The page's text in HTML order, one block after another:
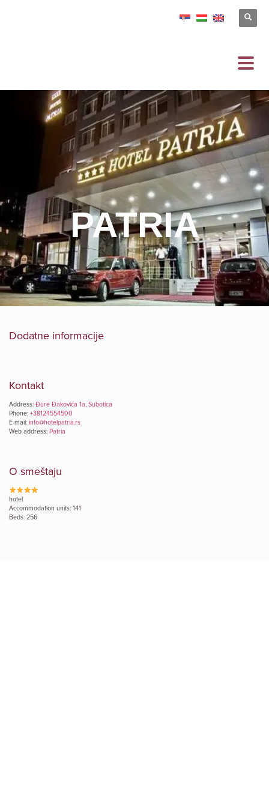
PATRIA
Dodatne informacije
Kontakt
Address: Đure Đakovića 1a, Subotica
Phone: +38124554500
E-mail: info@hotelpatria.rs
Web address: Patria
O smeštaju
hotel
Accommodation units: 141
Beds: 256